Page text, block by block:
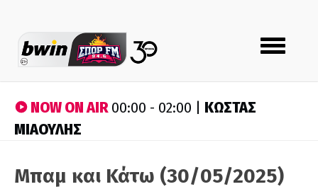
Toggle
navigation
NOW ON AIR00:00 - 02:00 | ΚΩΣΤΑΣ
ΜΙΑΟΥΛΗΣ
Μπαμ και Κάτω (30/05/2025)